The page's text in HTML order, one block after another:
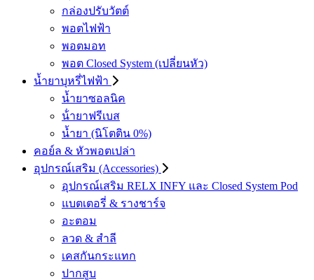
กล่องปรับวัตต์
พอตไฟฟ้า
พอตมอท
พอต Closed System (เปลี่ยนหัว)
น้ำยาบุหรี่ไฟฟ้า
น้ำยาซอลนิค
น้ํายาฟรีเบส
น้ำยา (นิโตติน 0%)
คอย์ล & หัวพอตเปล่า
อุปกรณ์เสริม (Accessories)
อุปกรณ์เสริม RELX INFY และ Closed System Pod
แบตเตอรี่ & รางชาร์จ
อะตอม
ลวด ​& สำลี
เคสกันกระแทก
ปากสูบ